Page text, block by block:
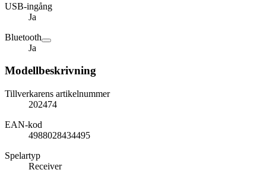
USB-ingång
Ja
Bluetooth
Ja
Modellbeskrivning
Tillverkarens artikelnummer
202474
EAN-kod
4988028434495
Spelartyp
Receiver